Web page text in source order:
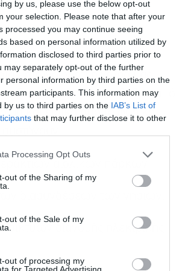
by us, please use the below opt-out
your selection. Please note that after your
processed you may continue seeing
based on personal information utilized by
disclosed to third parties prior to
may separately opt-out of the further
personal information by third parties on the
participants. This information may
by us to third parties on the IAB’s List of
that may further disclose it to other
Processing Opt Outs
out of the Sharing of my
out of the Sale of my
out of processing my
for Targeted Advertising.
ότι η χώρα μας
εξαρτάται σε μεγάλο βαθμό από
και ειδικά από το φυσικό
διασυνδέσεων των νησιών,
δικτύων διανομής ηλεκτρικής